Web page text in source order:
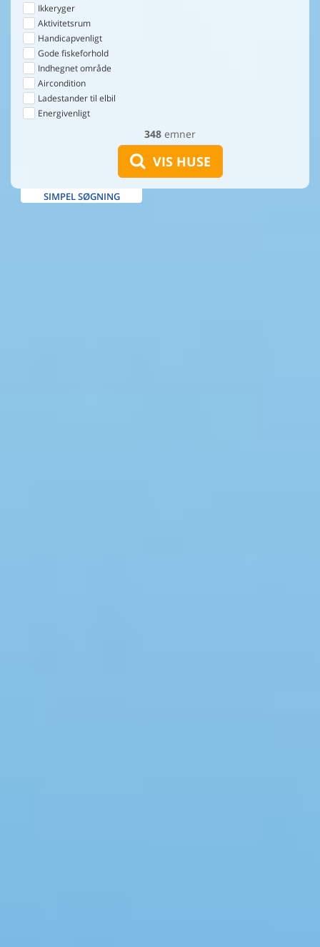
348 emner
VIS HUSE
Ikkeryger
Aktivitetsrum
Handicapvenligt
Gode fiskeforhold
Indhegnet område
Aircondition
Ladestander til elbil
Energivenligt
SIMPEL SØGNING